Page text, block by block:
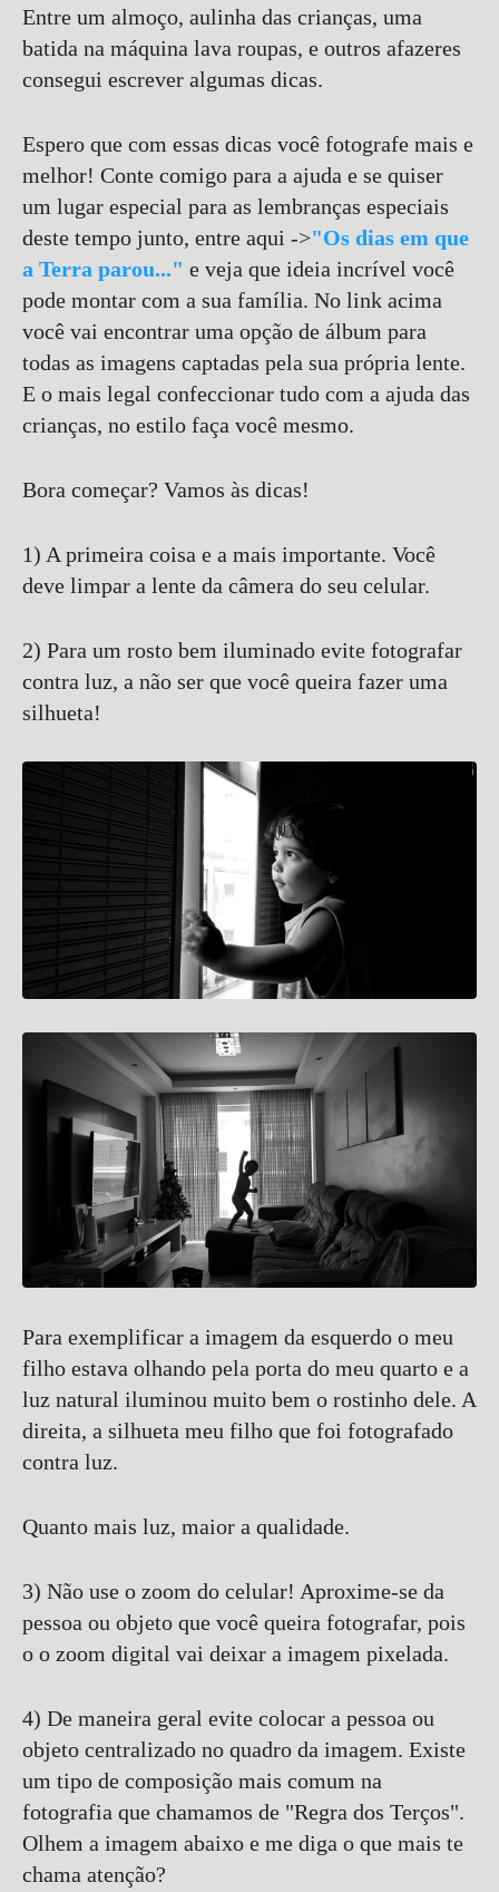
Entre um almoço, aulinha das crianças, uma
batida na máquina lava roupas, e outros afazeres
consegui escrever algumas dicas.
Espero que com essas dicas você fotografe mais e
melhor! Conte comigo para a ajuda e se quiser
um lugar especial para as lembranças especiais
deste tempo junto, entre aqui ->"Os dias em que
a Terra parou..." e veja que ideia incrível você
pode montar com a sua família. No link acima
você vai encontrar uma opção de álbum para
todas as imagens captadas pela sua própria lente.
E o mais legal confeccionar tudo com a ajuda das
crianças, no estilo faça você mesmo.
Bora começar? Vamos às dicas!
1) A primeira coisa e a mais importante. Você
deve limpar a lente da câmera do seu celular.
2) Para um rosto bem iluminado evite fotografar
contra luz, a não ser que você queira fazer uma
silhueta!
Para exemplificar a imagem da esquerdo o meu
filho estava olhando pela porta do meu quarto e a
luz natural iluminou muito bem o rostinho dele. A
direita, a silhueta meu filho que foi fotografado
contra luz.
Quanto mais luz, maior a qualidade.
3) Não use o zoom do celular! Aproxime-se da
pessoa ou objeto que você queira fotografar, pois
o o zoom digital vai deixar a imagem pixelada.
4) De maneira geral evite colocar a pessoa ou
objeto centralizado no quadro da imagem. Existe
um tipo de composição mais comum na
fotografia que chamamos de "Regra dos Terços".
Olhem a imagem abaixo e me diga o que mais te
chama atenção?